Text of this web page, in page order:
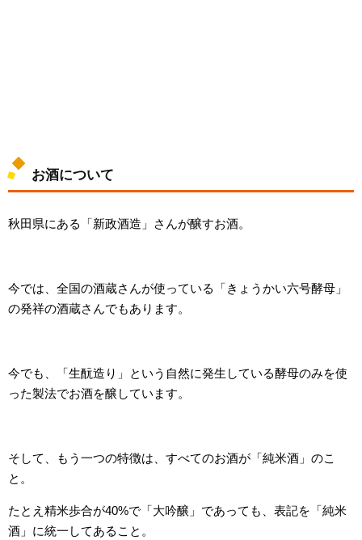
お酒について
秋田県にある「新政酒造」さんが醸すお酒。
今では、全国の酒蔵さんが使っている「きょうかい六号酵母」
の発祥の酒蔵さんでもあります。
今でも、「生酛造り」という自然に発生している酵母のみを使
った製法でお酒を醸しています。
そして、もう一つの特徴は、すべてのお酒が「純米酒」のこ
と。
たとえ精米歩合が40%で「大吟醸」であっても、表記を「純米
酒」に統一してあること。